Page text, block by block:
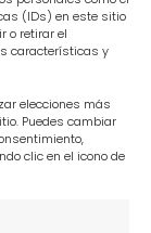
(IDs) en este sitio
o retirar el
características y
elecciones más
Puedes cambiar
clic en el icono de